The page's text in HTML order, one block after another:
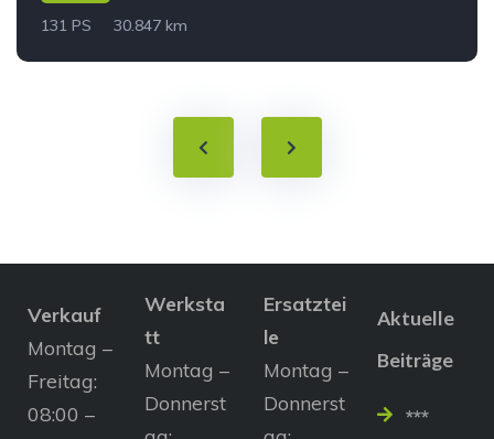
131 PS
30.847 km
Verkauf
Montag –
Freitag:
08:00 –
Werksta
tt
Montag –
Donnerst
Ersatztei
le
Montag –
Donnerst
Aktuelle
Beiträge
***